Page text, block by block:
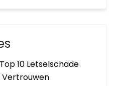
10 Letselschade
Vertrouwen